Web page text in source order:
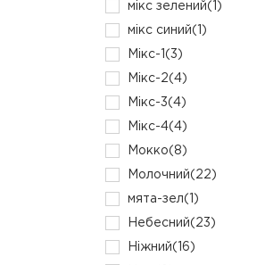
мікс зелений(1)
мікс синий(1)
Мікс-1 (3)
Мікс-2(4)
Мікс-3(4)
Мікс-4(4)
Мокко(8)
Молочний(22)
мята-зел(1)
Небесний(23)
Ніжний(16)